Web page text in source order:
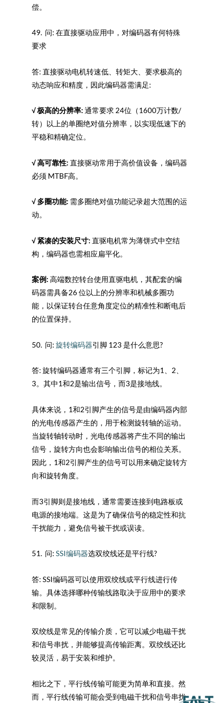
偿。
49. 问: 在直接驱动应用中，对编码器有何特殊
要求
答: 直接驱动电机转速低、转矩大、要求极高的
动态响应和精度，因此编码器需满足:
√极高的分辨率: 通常要求 24位（1600万计数/
转）以上的单圈绝对值分辨率，以实现低速下的
平稳和精确定位。
√高可靠性: 直接驱动常用于高价值设备，编码器
必须 MTBF高。
√多圈功能: 需多圈绝对值功能记录超大范围的运
动。
√紧凑的安装尺寸: 直驱电机常为薄饼式中空结
构，编码器也需相应扁平化。
案例: 高端数控转台使用直驱电机，其配套的编
码器需具备26 位以上的分辨率和机械多圈功
能，以保证转台任意角度定位的精准性和断电后
的位置保持。
50. 问: 旋转编码器引脚 123 是什么意思?
答: 旋转编码器通常有三个引脚，标记为1、2、
3。其中1和2是输出信号，而3是接地线。
具体来说，1和2引脚产生的信号是由编码器内部
的光电传感器产生的，用于检测旋转轴的运动。
当旋转轴转动时，光电传感器将产生不同的输出
信号，旋转方向也会影响输出信号的相位关系。
因此，1和2引脚产生的信号可以用来确定旋转方
向和旋转角度。
而3引脚则是接地线，通常需要连接到电路板或
电源的接地端。这是为了确保信号的稳定性和抗
干扰能力，避免信号被干扰或误读。
51. 问: SSI编码器选双绞线还是平行线?
答: SSI编码器可以使用双绞线或平行线进行传
输。具体选择哪种传输线路取决于应用中的要求
和限制。
双绞线是常见的传输介质，它可以减少电磁干扰
和信号串扰，并能够提高传输距离。双绞线还比
较灵活，易于安装和维护。
相比之下，平行线传输可能更为简单和直接。然
而，平行线传输可能会受到电磁干扰和信号串扰